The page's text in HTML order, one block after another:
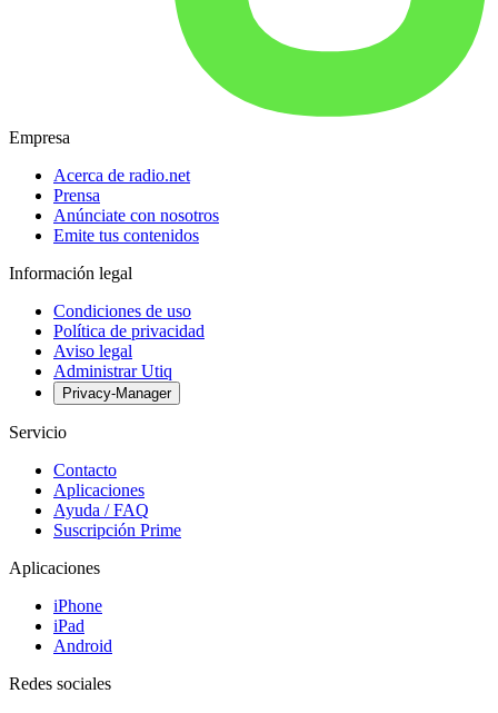
Empresa
Acerca de radio.net
Prensa
Anúnciate con nosotros
Emite tus contenidos
Información legal
Condiciones de uso
Política de privacidad
Aviso legal
Administrar Utiq
Privacy-Manager
Servicio
Contacto
Aplicaciones
Ayuda / FAQ
Suscripción Prime
Aplicaciones
iPhone
iPad
Android
Redes sociales